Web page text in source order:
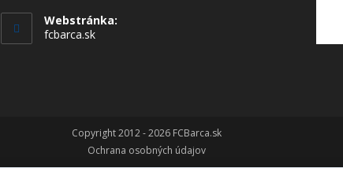
Webstránka:
fcbarca.sk
Copyright 2012 - 2026 FCBarca.sk
Ochrana osobných údajov